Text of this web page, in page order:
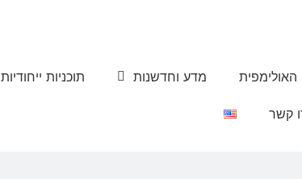
האולימפית מדע וחדשנות תוכניות ייחודיות
קשר